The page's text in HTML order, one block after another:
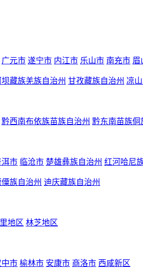
广元市 遂宁市 内江市 乐山市 南充市 眉
坝藏族羌族自治州 甘孜藏族自治州 凉
黔西南布依族苗族自治州 黔东南苗族侗
洱市 临沧市 楚雄彝族自治州 红河哈尼
族自治州 迪庆藏族自治州
地区 林芝地区
中市 榆林市 安康市 商洛市 西咸新区